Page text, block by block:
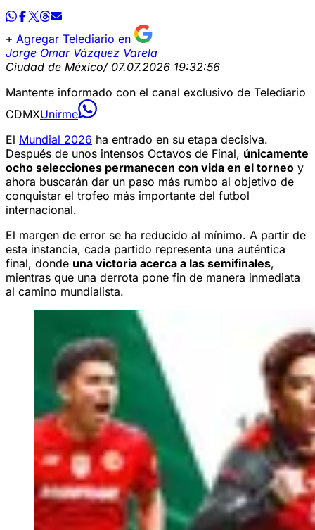
Agregar Telediario en
Jorge Omar Vázquez Varela
Ciudad de México/ 07.07.2026 19:32:56
Mantente informado con el canal exclusivo de Telediario
CDMXUnirme
El Mundial 2026 ha entrado en su etapa decisiva.
Después de unos intensos Octavos de Final, únicamente
ocho selecciones permanecen con vida en el torneo y
ahora buscarán dar un paso más rumbo al objetivo de
conquistar el trofeo más importante del futbol
internacional.
El margen de error se ha reducido al mínimo. A partir de
esta instancia, cada partido representa una auténtica
final, donde una victoria acerca a las semifinales,
mientras que una derrota pone fin de manera inmediata
al camino mundialista.